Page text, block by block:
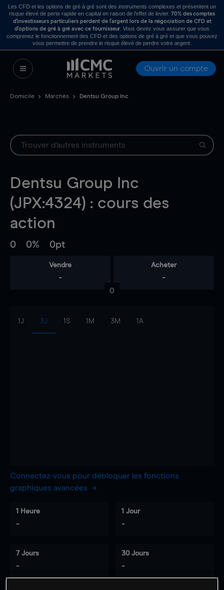
Les CFD et les options de gré à gré sont des instruments complexes et présentent un
risque élevé de perte rapide en capital en raison de l’effet de levier. 70% des comptes
d’investisseurs particuliers perdent de l’argent lors de la négociation de CFD et
d’options de gré à gré avec ce fournisseur . Vous devez vous assurer que vous
comprenez le fonctionnement des CFD et des options de gré à gré et que vous pouvez
vous permettre de prendre le risque élevé de perdre votre argent.
Ouvrir un compte
Domicile Marchés Dentsu Group Inc
Dentsu Group Inc
(JPX:4324) : cours des
action
0 0% 0pt
Vendre
-
Acheter
-
0
1J 3J 1S 1M 3M 1A
Connectez-vous pour débloquer les fonctions
graphiques avancées
1 Heure
-
1 Jour
-
7 Jours
-
30 Jours
-